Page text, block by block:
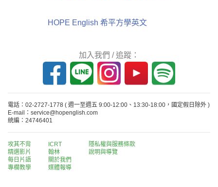
HOPE English 希平方學英文
加入我們 / 追蹤：
電話：02-2727-1778 ( 週一至週五 9:00-12:00、13:30-18:00，國定假日除外 )
E-mail：service@hopenglish.com
統編：24746401
攻其不背
精選影片
每日片語
專欄教學
ICRT
翰林
關於我們
媒體報導
隱私權與服務條款
說明與導覽